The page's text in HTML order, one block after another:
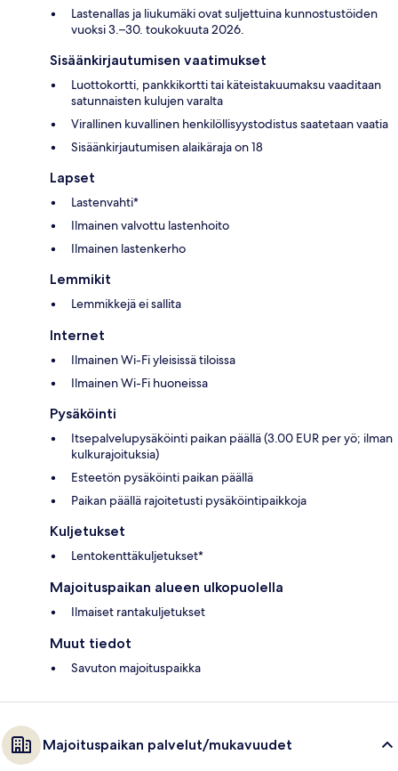
Lastenallas ja liukumäki ovat suljettuina kunnostustöiden
vuoksi 3.–30. toukokuuta 2026.
Sisäänkirjautumisen vaatimukset
Luottokortti, pankkikortti tai käteistakuumaksu vaaditaan
satunnaisten kulujen varalta
Virallinen kuvallinen henkilöllisyystodistus saatetaan vaatia
Sisäänkirjautumisen alaikäraja on 18
Lapset
Lastenvahti*
Ilmainen valvottu lastenhoito
Ilmainen lastenkerho
Lemmikit
Lemmikkejä ei sallita
Internet
Ilmainen Wi-Fi yleisissä tiloissa
Ilmainen Wi-Fi huoneissa
Pysäköinti
Itsepalvelupysäköinti paikan päällä (3.00 EUR per yö; ilman
kulkurajoituksia)
Esteetön pysäköinti paikan päällä
Paikan päällä rajoitetusti pysäköintipaikkoja
Kuljetukset
Lentokenttäkuljetukset*
Majoituspaikan alueen ulkopuolella
Ilmaiset rantakuljetukset
Muut tiedot
Savuton majoituspaikka
Majoituspaikan palvelut/mukavuudet